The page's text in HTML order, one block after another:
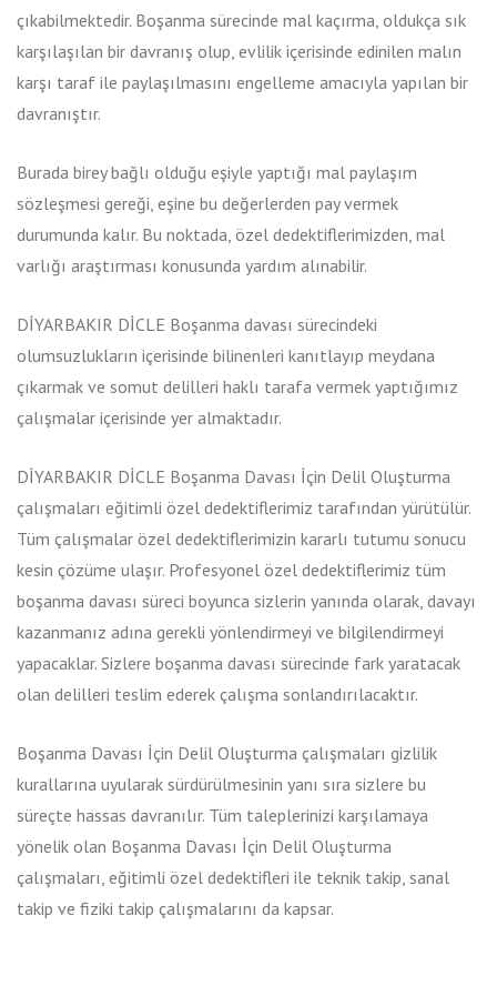
çıkabilmektedir. Boşanma sürecinde mal kaçırma, oldukça sık
karşılaşılan bir davranış olup, evlilik içerisinde edinilen malın
karşı taraf ile paylaşılmasını engelleme amacıyla yapılan bir
davranıştır.
Burada birey bağlı olduğu eşiyle yaptığı mal paylaşım
sözleşmesi gereği, eşine bu değerlerden pay vermek
durumunda kalır. Bu noktada, özel dedektiflerimizden, mal
varlığı araştırması konusunda yardım alınabilir.
DİYARBAKIR DİCLE Boşanma davası sürecindeki
olumsuzlukların içerisinde bilinenleri kanıtlayıp meydana
çıkarmak ve somut delilleri haklı tarafa vermek yaptığımız
çalışmalar içerisinde yer almaktadır.
DİYARBAKIR DİCLE Boşanma Davası İçin Delil Oluşturma
çalışmaları eğitimli özel dedektiflerimiz tarafından yürütülür.
Tüm çalışmalar özel dedektiflerimizin kararlı tutumu sonucu
kesin çözüme ulaşır. Profesyonel özel dedektiflerimiz tüm
boşanma davası süreci boyunca sizlerin yanında olarak, davayı
kazanmanız adına gerekli yönlendirmeyi ve bilgilendirmeyi
yapacaklar. Sizlere boşanma davası sürecinde fark yaratacak
olan delilleri teslim ederek çalışma sonlandırılacaktır.
Boşanma Davası İçin Delil Oluşturma çalışmaları gizlilik
kurallarına uyularak sürdürülmesinin yanı sıra sizlere bu
süreçte hassas davranılır. Tüm taleplerinizi karşılamaya
yönelik olan Boşanma Davası İçin Delil Oluşturma
çalışmaları, eğitimli özel dedektifleri ile teknik takip, sanal
takip ve fiziki takip çalışmalarını da kapsar.